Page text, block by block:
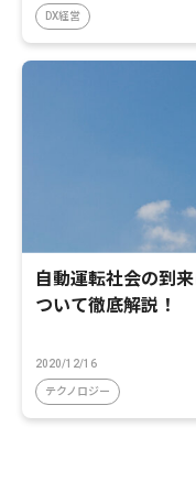
DX経営
自動運転社会の到
ついて徹底解説！
2020/12/16
テクノロジー